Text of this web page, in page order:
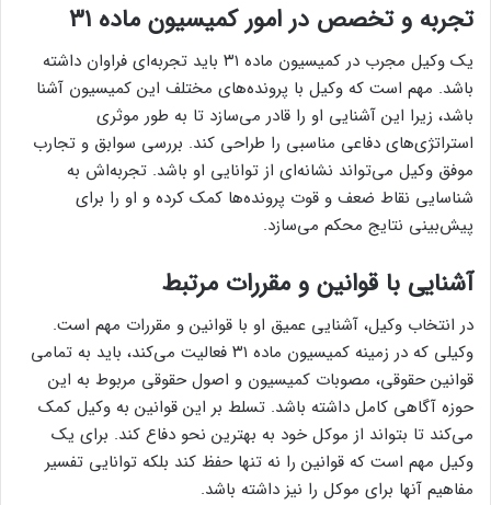
تجربه و تخصص در امور کمیسیون ماده ۳۱
یک وکیل مجرب در کمیسیون ماده ۳۱ باید تجربه‌ای فراوان داشته
باشد. مهم است که وکیل با پرونده‌های مختلف این کمیسیون آشنا
باشد، زیرا این آشنایی او را قادر می‌سازد تا به طور موثری
استراتژی‌های دفاعی مناسبی را طراحی کند. بررسی سوابق و تجارب
موفق وکیل می‌تواند نشانه‌ای از توانایی او باشد. تجربه‌اش به
شناسایی نقاط ضعف و قوت پرونده‌ها کمک کرده و او را برای
پیش‌بینی نتایج محکم می‌سازد.
آشنایی با قوانین و مقررات مرتبط
در انتخاب وکیل، آشنایی عمیق او با قوانین و مقررات مهم است.
وکیلی که در زمینه کمیسیون ماده ۳۱ فعالیت می‌کند، باید به تمامی
قوانین حقوقی، مصوبات کمیسیون و اصول حقوقی مربوط به این
حوزه آگاهی کامل داشته باشد. تسلط بر این قوانین به وکیل کمک
می‌کند تا بتواند از موکل خود به بهترین نحو دفاع کند. برای یک
وکیل مهم است که قوانین را نه تنها حفظ کند بلکه توانایی تفسیر
مفاهیم آنها برای موکل را نیز داشته باشد.